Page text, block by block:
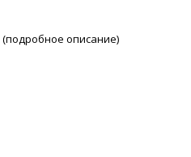
(подробное описание)